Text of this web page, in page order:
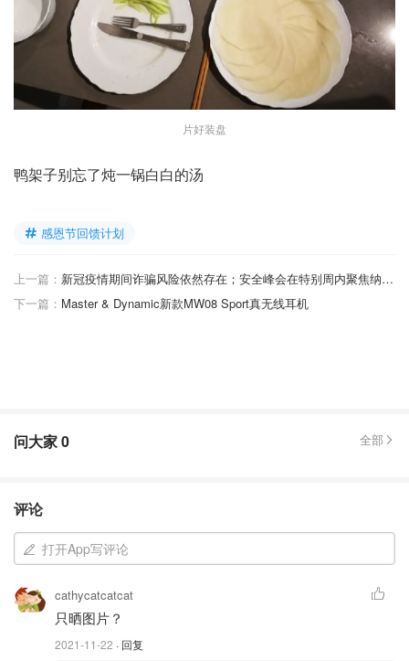
片好装盘
鸭架子别忘了炖一锅白白的汤
感恩节回馈计划
上一篇：
新冠疫情期间诈骗风险依然存在；安全峰会在特别周内聚焦纳税人和税务专业人士，防止身份盗用
下一篇： Master & Dynamic新款MW08 Sport真无线耳机
问大家0 全部
评论
打开App写评论
cathycatcatcat
只晒图片？
2021-11-22 · 回复